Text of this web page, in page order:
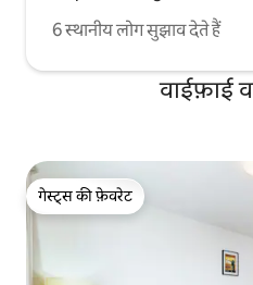
6 स्थानीय लोग सुझाव देते हैं
वाईफ़ाई
गेस्ट्स की फ़ेवरेट
गेस्ट्स की फ़ेवरेट